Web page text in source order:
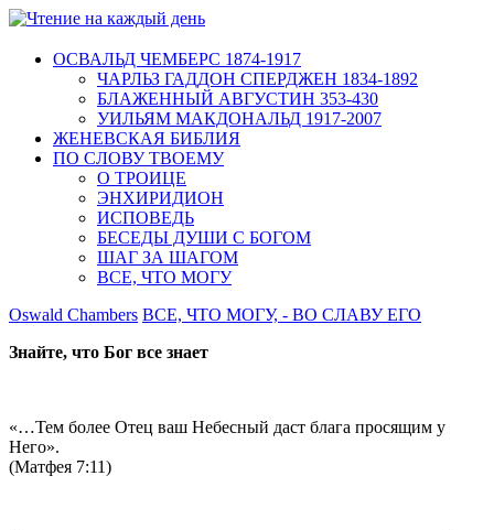
ОСВАЛЬД ЧЕМБЕРС 1874-1917
ЧАРЛЬЗ ГАДДОН СПЕРДЖЕН 1834-1892
БЛАЖЕННЫЙ АВГУСТИН 353-430
УИЛЬЯМ МАКДОНАЛЬД 1917-2007
ЖЕНЕВСКАЯ БИБЛИЯ
ПО СЛОВУ ТВОЕМУ
О ТРОИЦЕ
ЭНХИРИДИОН
ИСПОВЕДЬ
БЕСЕДЫ ДУШИ С БОГОМ
ШАГ ЗА ШАГОМ
ВСЕ, ЧТО МОГУ
Oswald Chambers ВСЕ, ЧТО МОГУ, - ВО СЛАВУ ЕГО
Знайте, что Бог все знает
«…Тем более Отец ваш Небесный даст блага просящим у
Него».
(Матфея 7:11)